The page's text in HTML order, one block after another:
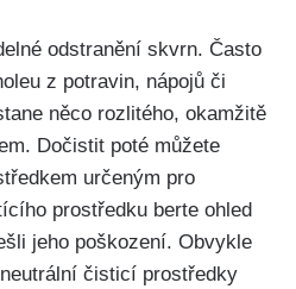
odstranění skvrn. Často
z potravin, nápojů či
něco rozlitého, okamžitě
Dočistit poté můžete
určeným pro
prostředku berte ohled
jeho poškození. Obvykle
‌čisticí prostředky